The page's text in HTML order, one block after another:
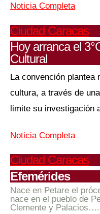
Noticia Completa
Ciudad Caracas
Hoy arranca el
Cultural
La convención plantea
cultura, a través de
limite su investigación
Noticia Completa
Ciudad Caracas
Efemérides
Nace en Petare el
nace en el pueblo de
Clemente y Palacios….